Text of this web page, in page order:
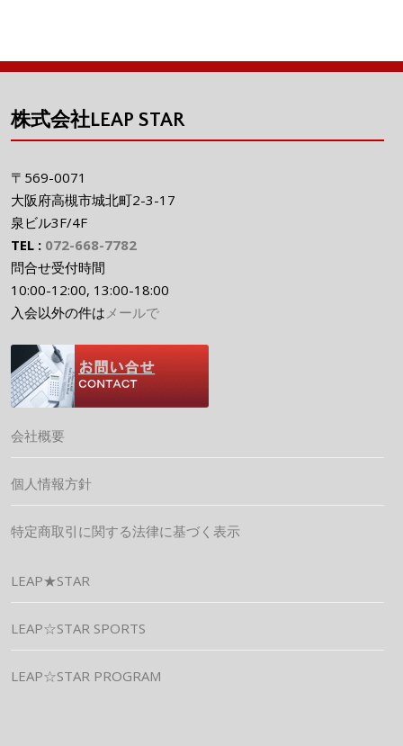
株式会社LEAP STAR
〒569-0071
大阪府高槻市城北町2-3-17
泉ビル3F/4F
TEL : 072-668-7782
問合せ受付時間
10:00-12:00, 13:00-18:00
入会以外の件はメールで
会社概要
個人情報方針
特定商取引に関する法律に基づく表示
LEAP★STAR
LEAP☆STAR SPORTS
LEAP☆STAR PROGRAM